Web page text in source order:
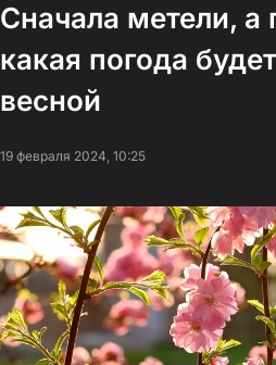
Сначала метели,
какая погода
весной
19 февраля 2024, 10:25